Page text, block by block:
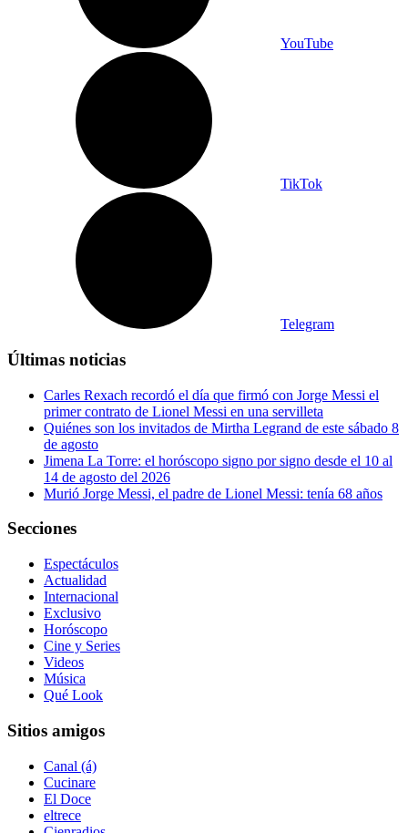
YouTube
TikTok
Telegram
Últimas noticias
Carles Rexach recordó el día que firmó con Jorge Messi el
primer contrato de Lionel Messi en una servilleta
Quiénes son los invitados de Mirtha Legrand de este sábado 8
de agosto
Jimena La Torre: el horóscopo signo por signo desde el 10 al
14 de agosto del 2026
Murió Jorge Messi, el padre de Lionel Messi: tenía 68 años
Secciones
Espectáculos
Actualidad
Internacional
Exclusivo
Horóscopo
Cine y Series
Videos
Música
Qué Look
Sitios amigos
Canal (á)
Cucinare
El Doce
eltrece